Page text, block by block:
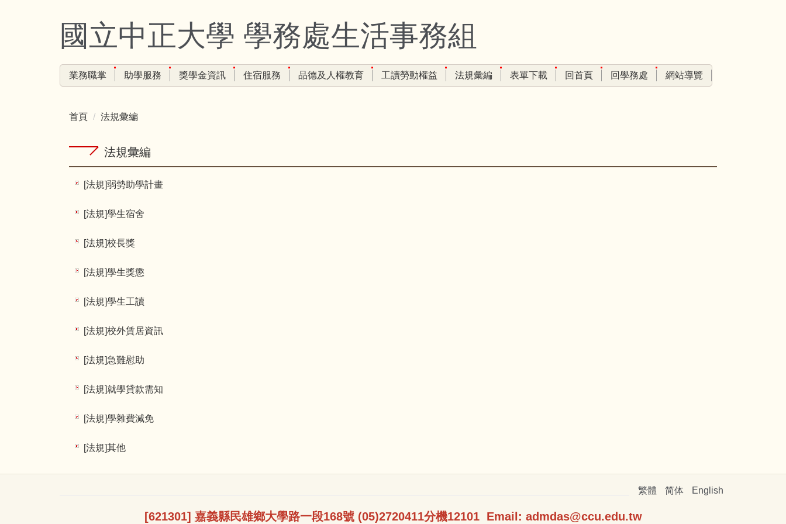
國立中正大學 學務處生活事務組
業務職掌 助學服務 獎學金資訊 住宿服務 品德及人權教育 工讀勞動權益 法規彙編 表單下載 回首頁 回學務處 網站導覽
首頁 法規彙編
法規彙編
[法規]弱勢助學計畫
[法規]學生宿舍
[法規]校長獎
[法規]學生獎懲
[法規]學生工讀
[法規]校外賃居資訊
[法規]急難慰助
[法規]就學貸款需知
[法規]學雜費減免
[法規]其他
繁體 简体 English
[621301] 嘉義縣民雄鄉大學路一段168號 (05)2720411分機12101 Email: admdas@ccu.edu.tw